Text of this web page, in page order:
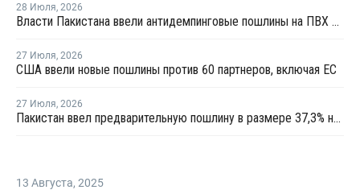
28 Июля, 2026
Власти Пакистана ввели антидемпинговые пошлины на ПВХ из США и Индонезии
27 Июля, 2026
США ввели новые пошлины против 60 партнеров, включая ЕС
27 Июля, 2026
Пакистан ввел предварительную пошлину в размере 37,3% на ПВХ
13 Августа, 2025